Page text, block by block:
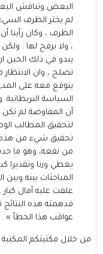
البعض وتناقش
لم يختر الظرف
الظرف ، وكان
، ولا برفح لها .
يبدو في ذلك الحين
تصلح ، وان
يتوقع معه على
السياسة
أن المفاوضة لم تكن
لتحقيق المطالب
تحقيق شيء من هذه
من نفعه، وهو ما
يعطي وزنا وتقديرا
المباحثات بينه
علقت عليه آمال
فدهمته هذه
عواقب هذا الخطأ » .
من خلال مكتبتكم